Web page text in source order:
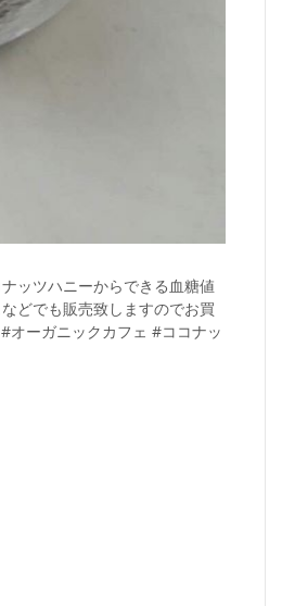
ッツハニーからできる血糖値
どでも販売致しますのでお買
ーガニックカフェ #ココナッ